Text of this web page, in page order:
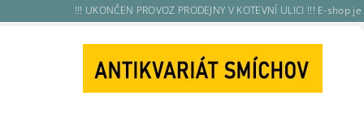
!!! UKONČEN PROVOZ PRODEJNY V KOTEVNÍ ULICI !!! E-